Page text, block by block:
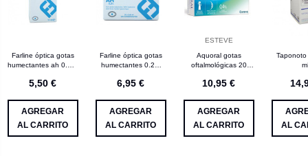
Farline óptica gotas
humectantes ah 0.2%
5,50 €
AGREGAR
AL CARRITO
Farline óptica gotas
humectantes 0.2%
6,95 €
AGREGAR
AL CARRITO
ESTEVE
Aquoral gotas
oftalmológicas 20
10,95 €
AGREGAR
AL CARRITO
AL